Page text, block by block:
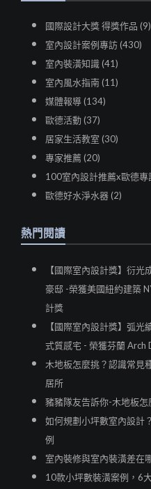
國際設計大獎 得獎作品 (9)
室內設計案例專訪 (430)
室內裝潢知識 (41)
室內風水指南 (11)
媒體報導 (134)
歐德活動 (37)
居家生活教室 (30)
專家推薦 (20)
100室內設計推薦x歐德專
歐德好水淨水器 (2)
熱門閱讀
【國際室內設計獎】衍
豪邸 -榮獲美國紐約建築
計獎
【國際室內設計獎】弧
式質感宅 - 榮獲芬蘭 Arch
木地板怎麼挑？認識常見
居所
豬豬隊友告訴你-木地板怎
如何規劃小坪數室內設計
例
室內裝修與室內裝潢差在
10款小坪數裝潢案例，6